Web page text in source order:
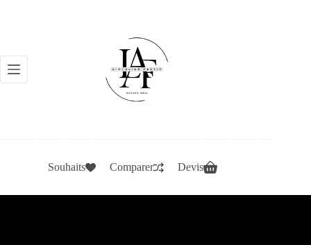
Souhaits Comparer Devis